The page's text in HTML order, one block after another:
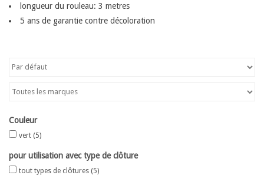
Contactez-nous
longueur du rouleau: 3 metres
5 ans de garantie contre décoloration
Couleur
vert (5)
pour utilisation avec type de clôture
tout types de clôtures (5)